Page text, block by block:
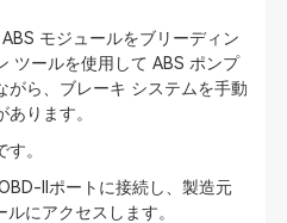
モジュールをブリーディン
ツールを使用して ABS ポンプ
がら、ブレーキ システムを手動
ります。
。
IIポートに接続し、製造元
にアクセスします。